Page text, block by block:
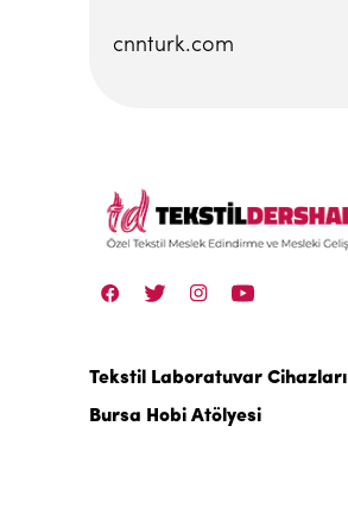
cnnturk.com
Tekstil Laboratuvar Cihazları
Bursa Hobi Atölyesi